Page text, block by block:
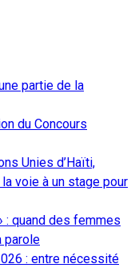
partie de la
du Concours
Unies d’Haïti,
voie à un stage pour
: quand des femmes
parole
: entre nécessité